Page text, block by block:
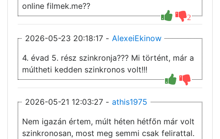
2
online filmek.me??
2026-05-23 20:18:17 - AlexeiEkinow
4. évad 5. rész szinkronja??? Mi történt, már a
múltheti kedden szinkronos volt!!!
2026-05-21 12:03:27 - athis1975
Nem igazán értem, múlt héten hétfőn már volt
szinkronosan, most meg semmi csak felirattal.